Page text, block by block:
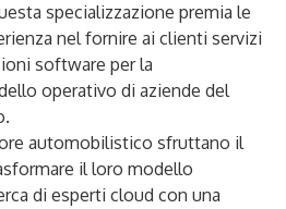
specializzazione premia le
nel fornire ai clienti servizi
software per la
operativo di aziende del
automobilistico sfruttano il
il loro modello
di esperti cloud con una